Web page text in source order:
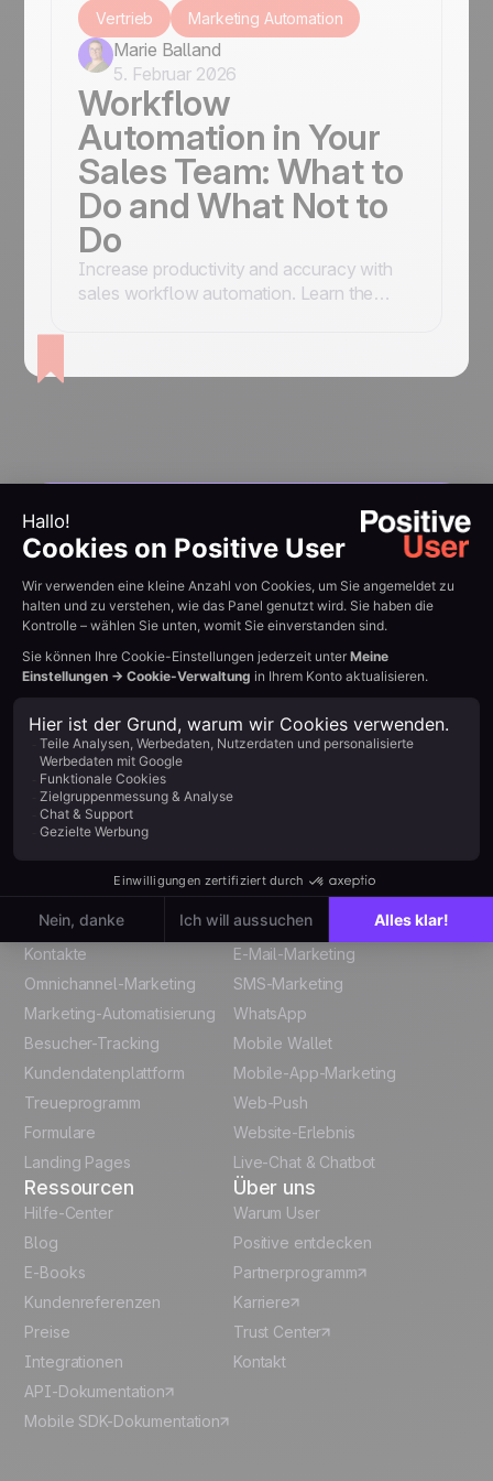
Vertrieb Marketing Automation
Marie Balland
5. Februar 2026
Workflow
Automation in Your
Sales Team: What to
Do and What Not to
Do
Increase productivity and accuracy with
sales workflow automation. Learn the
Adieu
Komplexität.
Hallo Klarheit.
Mit User.com steuern Sie alle Customer Journeys
Marketing, Vertrieb, Produkt und Support.
Poststraße 4-5, 10178 Berlin, Germany
German
English
Polish
Español
Funktionen
Kontakte
Omnichannel-Marketing
Marketing-Automatisierung
Besucher-Tracking
Kundendatenplattform
Treueprogramm
Formulare
Landing Pages
Kanäle
E-Mail-Marketing
SMS-Marketing
WhatsApp
Mobile Wallet
Mobile-App-Marketing
Web-Push
Website-Erlebnis
Live-Chat & Chatbot
Ressourcen
Hilfe-Center
Blog
E-Books
Kundenreferenzen
Preise
Integrationen
API-Dokumentation
Mobile SDK-Dokumentation
Über uns
Warum User
Positive entdecken
Partnerprogramm
Karriere
Trust Center
Kontakt